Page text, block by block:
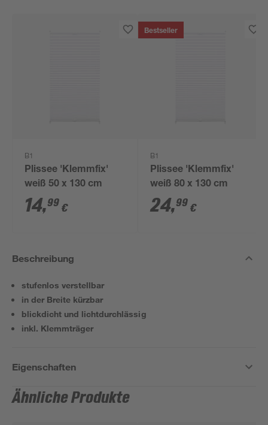
B1
Plissee 'Klemmfix'
weiß 50 x 130 cm
14,99 €
Bestseller
B1
Plissee 'Klemmfix'
weiß 80 x 130 cm
24,99 €
Beschreibung
stufenlos verstellbar
in der Breite kürzbar
blickdicht und lichtdurchlässig
inkl. Klemmträger
Eigenschaften
Ähnliche Produkte